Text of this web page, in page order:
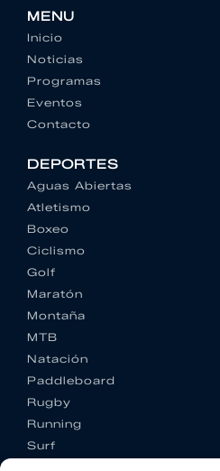
MENU
Inicio
Noticias
Programas
Eventos
Contacto
DEPORTES
Aguas Abiertas
Atletismo
Boxeo
Ciclismo
Golf
Maratón
Montaña
MTB
Natación
Paddleboard
Rugby
Running
Surf